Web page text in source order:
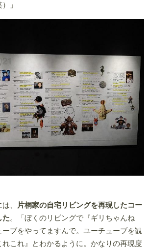
」
、
片桐家の自宅リビングを再現したコー
た。「ぼくのリビングで『ギリちゃんね
ーブをやってますんで。ユーチューブを観
これ』とわかるように。かなりの再現度